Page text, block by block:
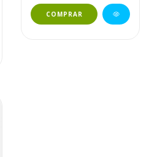
COMPRAR